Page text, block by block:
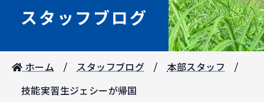
スタッフブログ
ホーム スタッフブログ 本部スタッフ
技能実習生ジェシーが帰国